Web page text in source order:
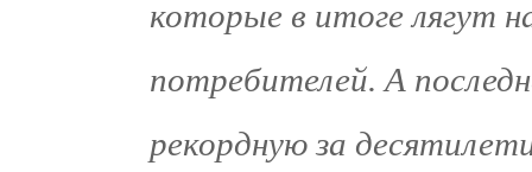
которые в итоге лягут
потребителей. А
рекордную за